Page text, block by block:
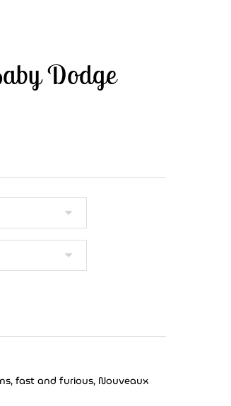
Dodge
,fast and furious, Nouveaux